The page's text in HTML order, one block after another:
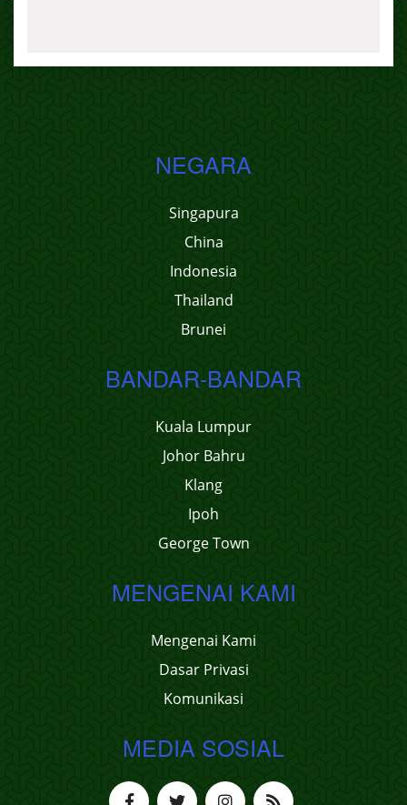
NEGARA
Singapura
China
Indonesia
Thailand
Brunei
BANDAR-BANDAR
Kuala Lumpur
Johor Bahru
Klang
Ipoh
George Town
MENGENAI KAMI
Mengenai Kami
Dasar Privasi
Komunikasi
MEDIA SOSIAL